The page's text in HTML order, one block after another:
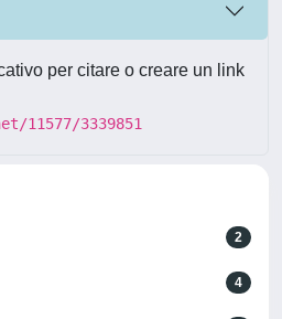
per citare o creare un link
11577/3339851
2
4